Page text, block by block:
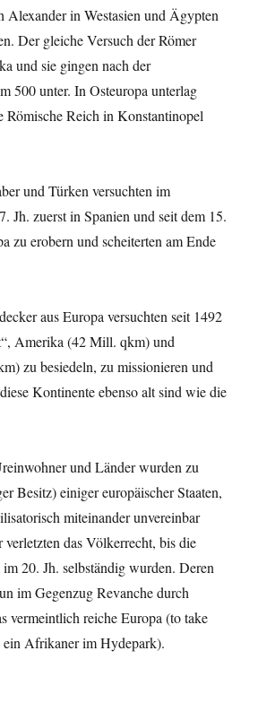
Alexander in Westasien und Ägypten
Der gleiche Versuch der Römer
und sie gingen nach der
500 unter. In Osteuropa unterlag
Römische Reich in Konstantinopel
und Türken versuchten im
Jh. zuerst in Spanien und seit dem 15.
zu erobern und scheiterten am Ende
aus Europa versuchten seit 1492
Amerika (42 Mill. qkm) und
zu besiedeln, zu missionieren und
Kontinente ebenso alt sind wie die
und Länder wurden zu
Besitz) einiger europäischer Staaten,
miteinander unvereinbar
das Völkerrecht, bis die
20. Jh. selbständig wurden. Deren
im Gegenzug Revanche durch
vermeintlich reiche Europa (to take
ein Afrikaner im Hydepark).